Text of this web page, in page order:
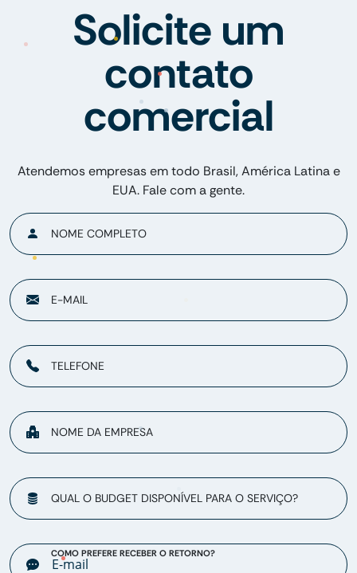
Solicite um
contato
comercial
Atendemos empresas em todo Brasil, América Latina e
EUA. Fale com a gente.
NOME COMPLETO
E-MAIL
TELEFONE
NOME DA EMPRESA
QUAL O BUDGET DISPONÍVEL PARA O SERVIÇO?
COMO PREFERE RECEBER O RETORNO?